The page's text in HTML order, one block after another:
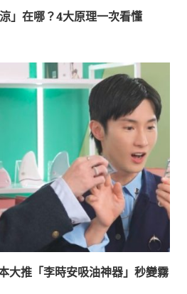
」在哪？4大原理一次看懂
大推「李時安吸油神器」秒變霧